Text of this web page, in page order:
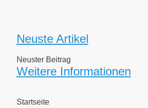
Neuste Artikel
Neuster Beitrag
Weitere Informationen
Startseite